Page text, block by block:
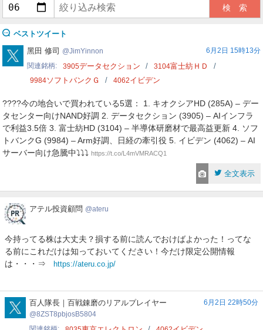
ベストツイート
JimYinnon
黑田 修司 JimYinnon
6月2日 15時13分
関連銘柄
3905データセクション 3104富士紡ＨＤ
9984ソフトバンクＧ 4062イビデン
????今の地合いで買われている5選： 1. キオクシアHD (285A) – デー
タセンター向けNAND好調 2. データセクション (3905) – AIインフラ
で利益3.5倍 3. 富士紡HD (3104) – 半導体研磨材で最高益更新 4. ソフ
トバンクG (9984) – Arm好調、日経の牽引役 5. イビデン (4062) – AI
サーバー向け急騰中⤵️⤵️⤵️ https://t.co/L4mVMRACQ1
全文表示
ア
投
資
顧
アテル投資顧問 ateru
今持ってる株は大丈夫？損する前に読んでおけばよかった！ってな
る前にこれだけは知っておいてください！今だけ限定公開情報
は・・・⇒
https://ateru.co.jp/
8ZST8pbjosB5804
百人隊長｜百戦錬磨のリアルプレイヤー
8ZST8pbjosB5804
6月2日 22時50分